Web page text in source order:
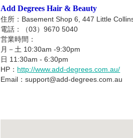
Add Degrees Hair & Beauty
住所：Basement Shop 6, 447 Little
電話：（03）9670 5040
営業時間：
月－土 10:30am -9:30pm
日 11:30am - 6:30pm
HP： http://www.add-degrees.com.au/
Email：support@add-degrees.com.au